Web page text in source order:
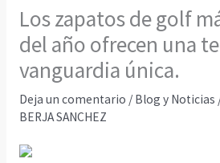
Los zapatos de golf
del año ofrecen una
vanguardia única.
Deja un comentario / Blog y Noticias
BERJA SANCHEZ